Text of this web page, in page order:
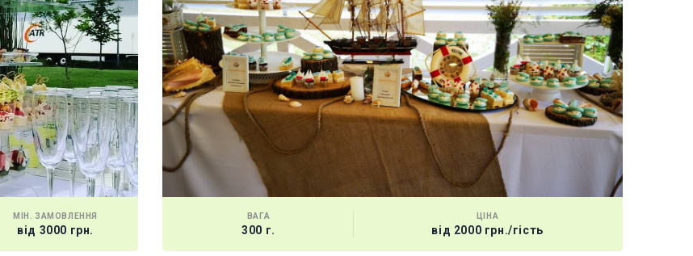
МІН. ЗАМОВЛЕННЯ
від 3000 грн.
ВАГА
300 г.
ЦІНА
від 2000 грн./гість